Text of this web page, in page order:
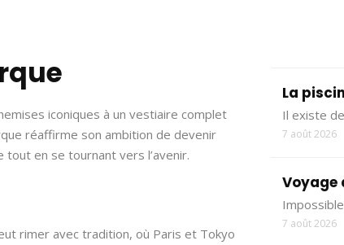
iconiques à un vestiaire complet
réaffirme son ambition de devenir
tout en se tournant vers l’avenir.
rimer avec tradition, où Paris et Tokyo
La
Il existe
7 août 2026
Voyage
7 août 2026